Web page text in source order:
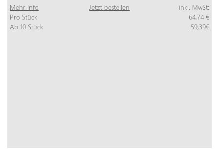
Mehr Info Jetzt bestellen
inkl. MwSt:
Pro Stück
64,74 €
Ab 10 Stück
59,39€